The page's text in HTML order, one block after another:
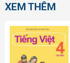
XEM THÊM